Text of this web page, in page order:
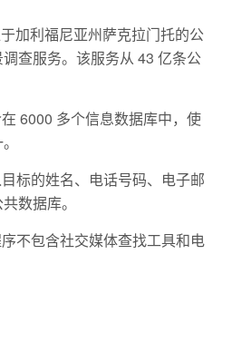
加利福尼亚州萨克拉门托的公
查服务。该服务从 43 亿条公
6000 多个信息数据库中，使
标的姓名、电话号码、电子邮
数据库。
不包含社交媒体查找工具和电